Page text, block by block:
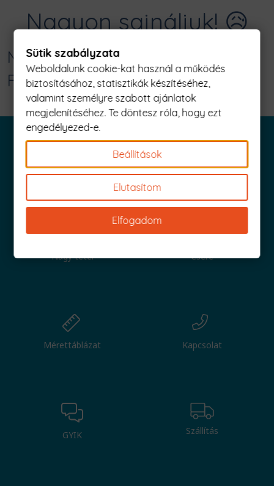
Nagyon sajnáljuk! 😥
Nincs találat erre: "saving people
Férfi Póló"
Iratkozz fel és küldjük is az 1000 Ft értékű kuponod!
Nagy tétel Csere
Mérettáblázat Kapcsolat
GYIK Szállítás
Sütik szabályzata
Weboldalunk cookie-kat használ a működés
biztosításához, statisztikák készítéséhez,
valamint személyre szabott ajánlatok
megjelenítéséhez. Te döntesz róla, hogy ezt
engedélyezed-e.
Beállítások
Elutasítom
Elfogadom